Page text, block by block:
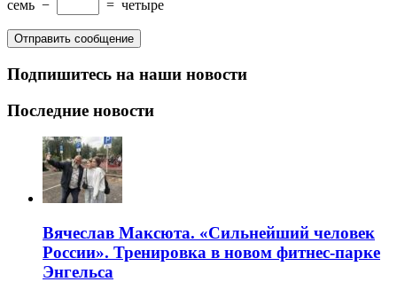
семь − = четыре
Подпишитесь на наши новости
Последние новости
Вячеслав Максюта. «Сильнейший человек
России». Тренировка в новом фитнес-парке
Энгельса